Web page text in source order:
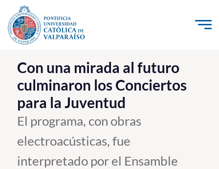
Click acá para ir directamente al contenido
La Universidad
Investigación, Creación e Innovación
PUCV Internacional
Vinculación con el Medio
Admisión
Con una mirada al futuro
culminaron los Conciertos
para la Juventud
El programa, con obras
electroacústicas, fue
interpretado por el Ensamble